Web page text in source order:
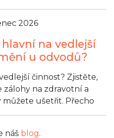
2026
hlavní na vedlejší
u odvodů?
činnost? Zjistěte,
zálohy na zdravotní a
můžete ušetřit. Přecho
náš blog.